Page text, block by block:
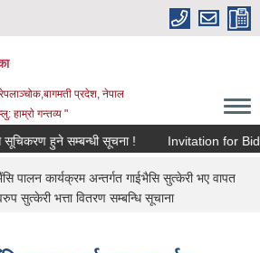
प्रदेश, नेपाल
हाम्राे गन्तव्य "
हुने सम्बन्धी सूचना ! Invitation
पालन कार्यक्रम अन्तर्गत गाईभैसि सुत्केरी भए वापत
सुत्केरी भत्ता वितरण सम्बन्धि सूचाना